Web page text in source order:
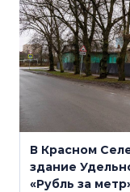
В Красном
здание
«Рубль за